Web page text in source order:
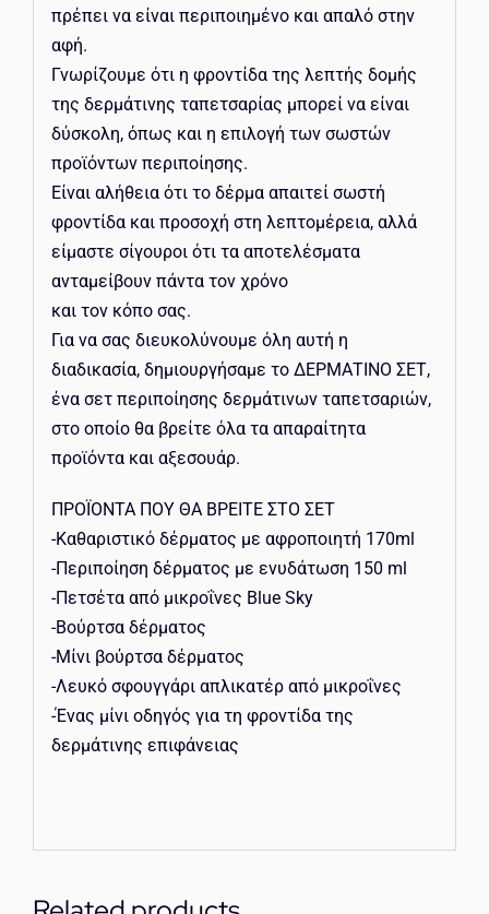
πρέπει να είναι περιποιημένο και απαλό στην
αφή.
Γνωρίζουμε ότι η φροντίδα της λεπτής δομής
της δερμάτινης ταπετσαρίας μπορεί να είναι
δύσκολη, όπως και η επιλογή των σωστών
προϊόντων περιποίησης.
Είναι αλήθεια ότι το δέρμα απαιτεί σωστή
φροντίδα και προσοχή στη λεπτομέρεια, αλλά
είμαστε σίγουροι ότι τα αποτελέσματα
ανταμείβουν πάντα τον χρόνο
και τον κόπο σας.
Για να σας διευκολύνουμε όλη αυτή η
διαδικασία, δημιουργήσαμε το ΔΕΡΜΑΤΙΝΟ ΣΕΤ,
ένα σετ περιποίησης δερμάτινων ταπετσαριών,
στο οποίο θα βρείτε όλα τα απαραίτητα
προϊόντα και αξεσουάρ.
ΠΡΟΪΟΝΤΑ ΠΟΥ ΘΑ ΒΡΕΙΤΕ ΣΤΟ ΣΕΤ
-Καθαριστικό δέρματος με αφροποιητή 170ml
-Περιποίηση δέρματος με ενυδάτωση 150 ml
-Πετσέτα από μικροΐνες Blue Sky
-Βούρτσα δέρματος
-Μίνι βούρτσα δέρματος
-Λευκό σφουγγάρι απλικατέρ από μικροΐνες
-Ένας μίνι οδηγός για τη φροντίδα της
δερμάτινης επιφάνειας